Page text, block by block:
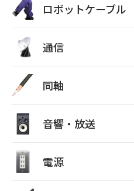
ロボットケーブル
通信
同軸
音響・放送
電源